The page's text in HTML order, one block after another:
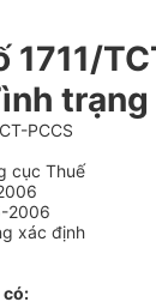
1711/
PCCS
cục Thuế
2006
xác định
có: